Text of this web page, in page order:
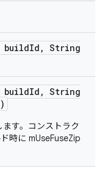
buildId , String
buildId , String
ます。コンストラク
時に mUseFuseZip